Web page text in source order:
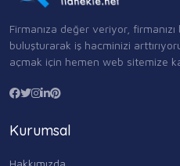
Firmanıza değer veriyor,
buluşturarak iş hacminizi
açmak için hemen web sitemize
Kurumsal
Hakkımızda